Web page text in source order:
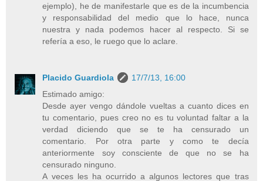
ejemplo), he de manifestarle que es de la incumbencia
y responsabilidad del medio que lo hace, nunca
nuestra y nada podemos hacer al respecto. Si se
refería a eso, le ruego que lo aclare.
Placido Guardiola
17/7/13, 16:00
Estimado amigo:
Desde ayer vengo dándole vueltas a cuanto dices en
tu comentario, pues creo no es tu voluntad faltar a la
verdad diciendo que se te ha censurado un
comentario. Por otra parte y como te decía
anteriormente soy consciente de que no se ha
censurado ninguno.
A veces les ha ocurrido a algunos lectores que tras